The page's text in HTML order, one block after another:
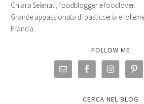
Chiara Selenati, foodblogger e foodlover.
Grande appassionata di pasticceria e
Francia.
FOLLOW ME
CERCA NEL BLOG